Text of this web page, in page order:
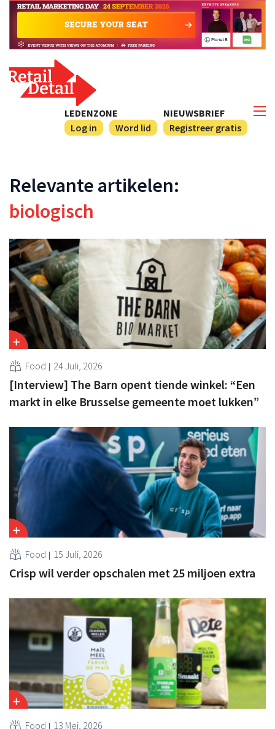
NIEUWSBRIEF
Registreer gratis
LEDENZONE
Log in
Word lid
Relevante artikelen:
biologisch
Food 24 Juli, 2026
[Interview] The Barn opent tiende winkel: “Een
markt in elke Brusselse gemeente moet lukken”
Food 15 Juli, 2026
Crisp wil verder opschalen met 25 miljoen extra
Food 13 Mei, 2026